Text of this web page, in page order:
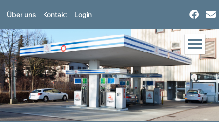
Über uns Kontakt Login